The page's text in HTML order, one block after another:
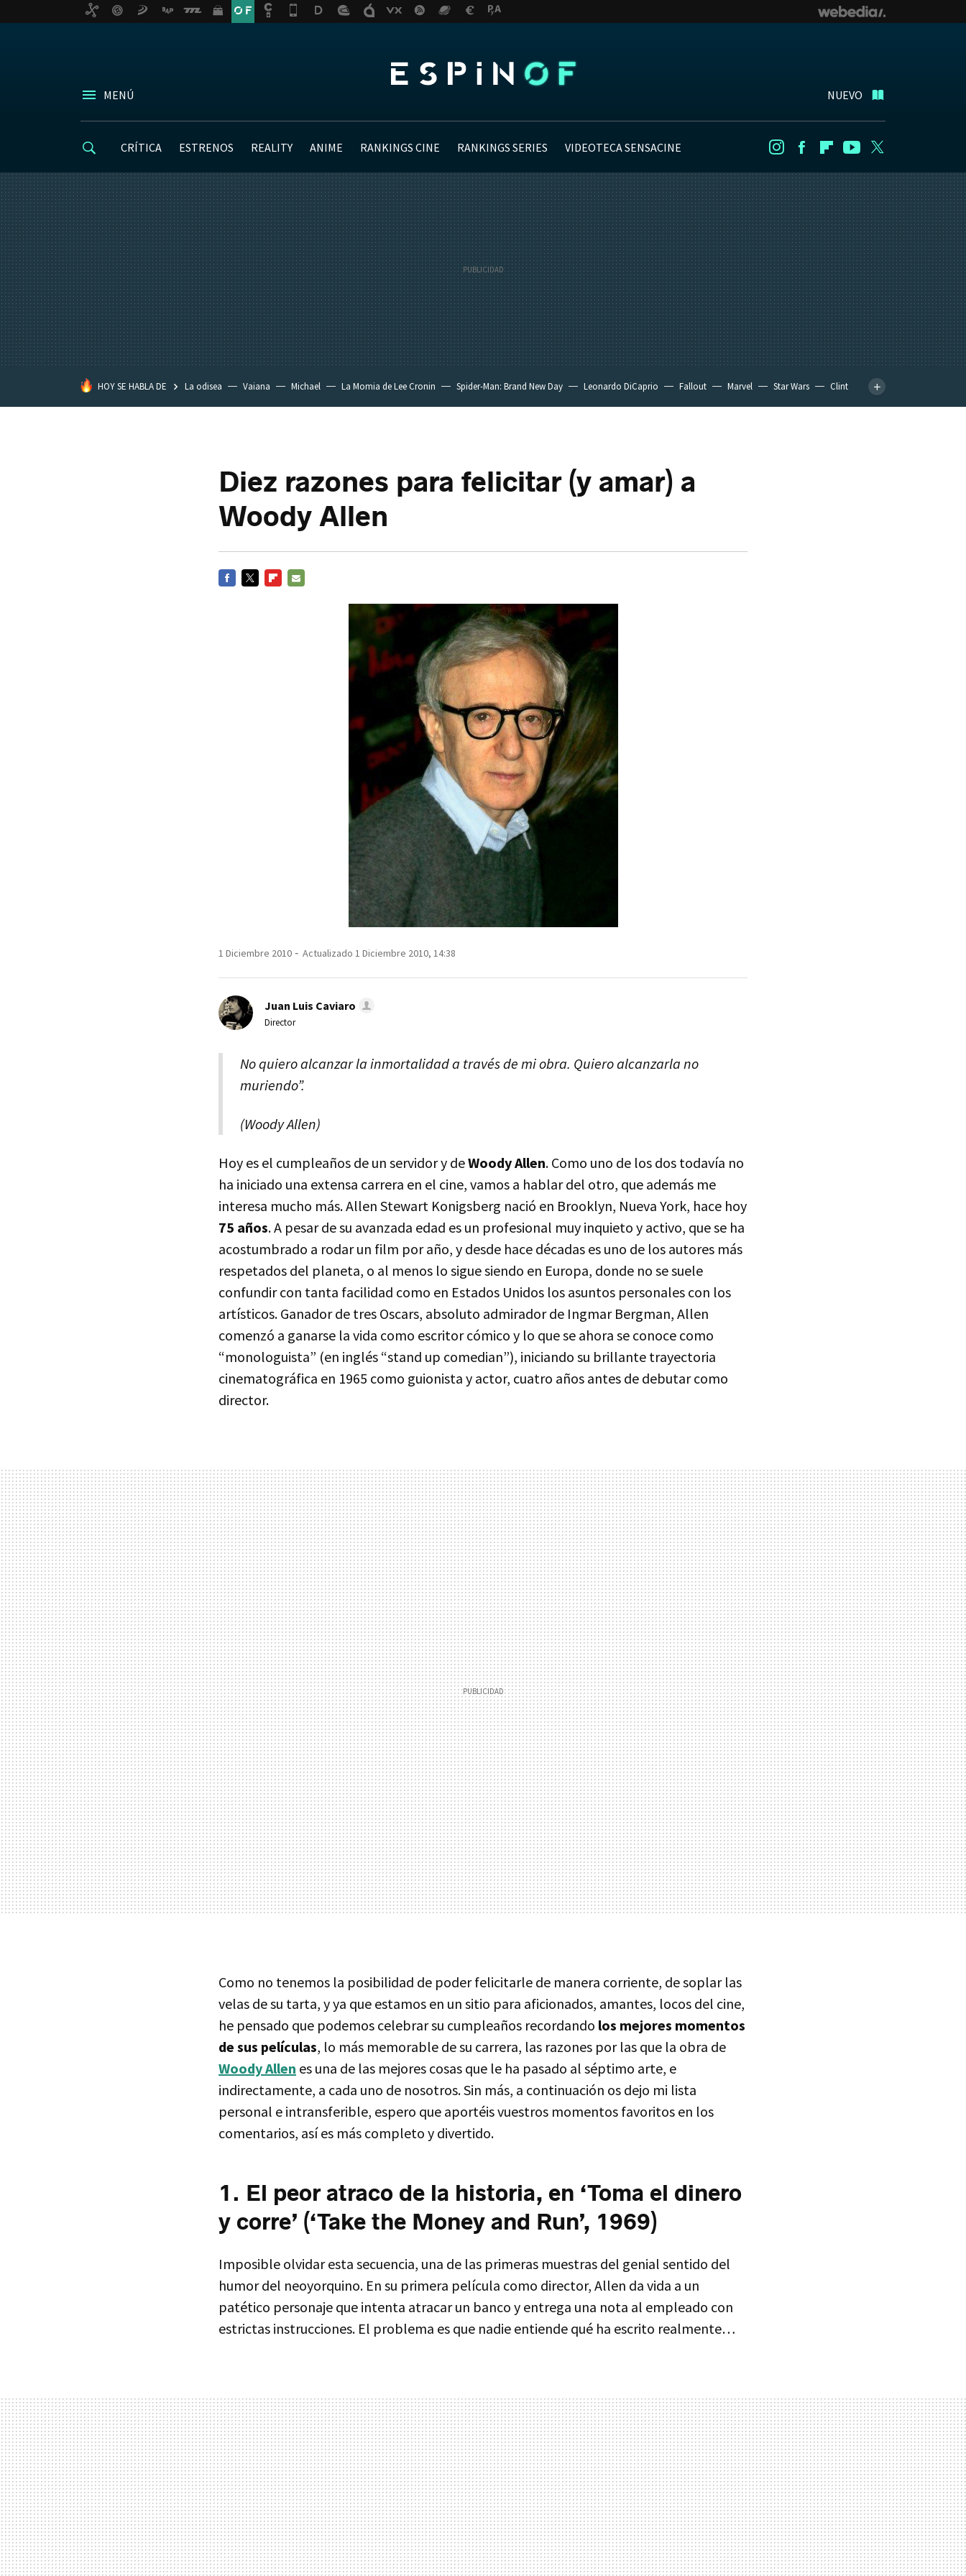
MENÚ NUEVO
CRÍTICA ESTRENOS REALITY ANIME RANKINGS CINE RANKINGS SERIES VIDEOTECA SENSACINE InstagramFacebookFlipboard
Youtube
HOY SE HABLA DE La odisea Vaiana Michael La Momia de Lee Cronin Spider-Man: Brand New Day Leonardo DiCaprio Fallout Marvel Star Wars
Clint
Diez razones para felicitar (y amar) a
Woody Allen
1 Diciembre 2010 Actualizado 1 Diciembre 2010, 14:38
Juan Luis Caviaro
Director
No quiero alcanzar la inmortalidad a través de mi obra. Quiero alcanzarla no
muriendo”.
(Woody Allen)
Hoy es el cumpleaños de un servidor y deWoody Allen. Como uno de los dos todavía no
ha iniciado una extensa carrera en el cine, vamos a hablar del otro, que además me
interesa mucho más. Allen Stewart Konigsberg nació en Brooklyn, Nueva York, hace hoy
75 años. A pesar de su avanzada edad es un profesional muy inquieto y activo, que se ha
acostumbrado a rodar un film por año, y desde hace décadas es uno de los autores más
respetados del planeta, o al menos lo sigue siendo en Europa, donde no se suele
confundir con tanta facilidad como en Estados Unidos los asuntos personales con los
artísticos. Ganador de tres Oscars, absoluto admirador de Ingmar Bergman, Allen
comenzó a ganarse la vida como escritor cómico y lo que se ahora se conoce como
“monologuista” (en inglés “stand up comedian”), iniciando su brillante trayectoria
cinematográfica en 1965 como guionista y actor, cuatro años antes de debutar como
director.
Como no tenemos la posibilidad de poder felicitarle de manera corriente, de soplar las
velas de su tarta, y ya que estamos en un sitio para aficionados, amantes, locos del cine,
he pensado que podemos celebrar su cumpleaños recordando los mejores momentos
de sus películas, lo más memorable de su carrera, las razones por las que la obra de
Woody Allen es una de las mejores cosas que le ha pasado al séptimo arte, e
indirectamente, a cada uno de nosotros. Sin más, a continuación os dejo mi lista
personal e intransferible, espero que aportéis vuestros momentos favoritos en los
comentarios, así es más completo y divertido.
1. El peor atraco de la historia, en ‘Toma el dinero
y corre’ (‘Take the Money and Run’, 1969)
Imposible olvidar esta secuencia, una de las primeras muestras del genial sentido del
humor del neoyorquino. En su primera película como director, Allen da vida a un
patético personaje que intenta atracar un banco y entrega una nota al empleado con
estrictas instrucciones. El problema es que nadie entiende qué ha escrito realmente…